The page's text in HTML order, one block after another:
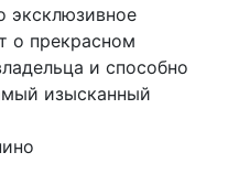
эксклюзивное
о прекрасном
и способно
изысканный